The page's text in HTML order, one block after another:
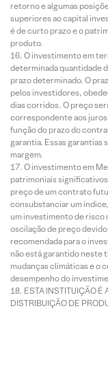
retorno e algumas
superiores ao capital
é de curto prazo e o
produto.
O investimento em
determinada quantidade
prazo determinado. O
pelos investidores,
dias corridos. O preço
correspondente aos juros
função do prazo do
garantia. Essas garantias
margem.
O investimento em
patrimoniais
preço de um contrato
consubstanciar um
um investimento de risco
oscilação de preço
recomendada para o
não está garantido neste
mudanças climáticas e o
desempenho do
ESTA INSTITUIÇÃO É
DISTRIBUIÇÃO DE